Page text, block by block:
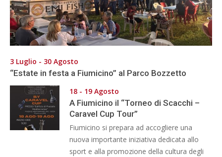
3 Luglio - 30 Agosto
“Estate in festa a Fiumicino” al Parco Bozzetto
18 - 19 Agosto
A Fiumicino il “Torneo di Scacchi –
Caravel Cup Tour”
Fiumicino si prepara ad accogliere una
nuova importante iniziativa dedicata allo
sport e alla promozione della cultura degli